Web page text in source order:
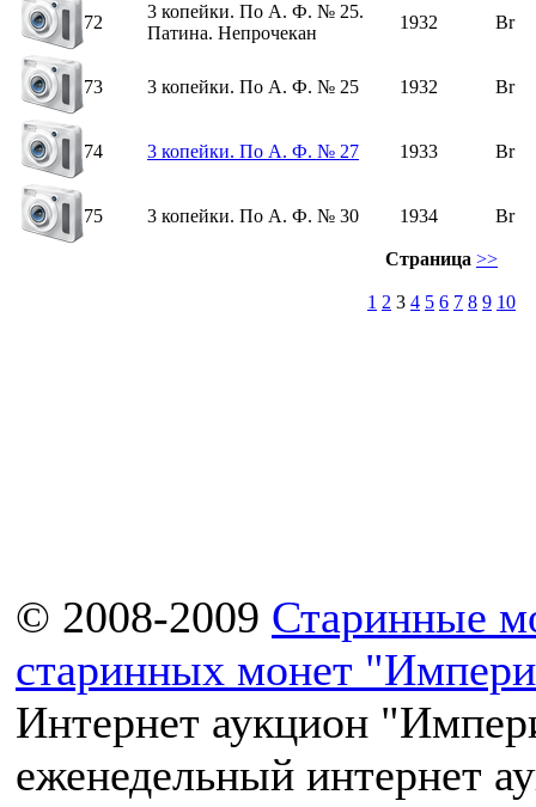
72
3 копейки. По А. Ф. № 25.
Патина. Непрочекан
1932 Br
73 3 копейки. По А. Ф. № 25 1932 Br
74 3 копейки. По А. Ф. № 27 1933 Br
75 3 копейки. По А. Ф. № 30 1934 Br
Страница >>
1 2 3 4 5 6 7 8 9 10
© 2008-2009 Старинные
старинных монет
Интернет аукцион
еженедельный интернет